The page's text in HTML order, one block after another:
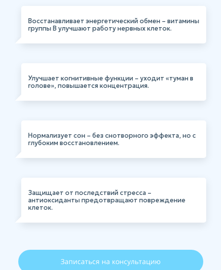
Восстанавливает энергетический обмен – витамины
группы В улучшают работу нервных клеток.
Улучшает когнитивные функции – уходит «туман в
голове», повышается концентрация.
Нормализует сон – без снотворного эффекта, но с
глубоким восстановлением.
Защищает от последствий стресса –
антиоксиданты предотвращают повреждение
клеток.
Записаться на консультацию